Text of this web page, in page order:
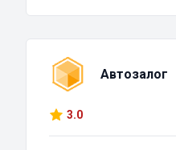
Автозалог
3.0